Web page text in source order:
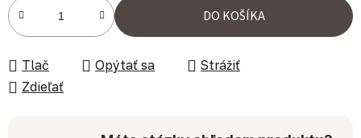
Jednotková cena:
DO KOŠÍKA
Tlač Opýtať sa
Strážiť
Zdieľať